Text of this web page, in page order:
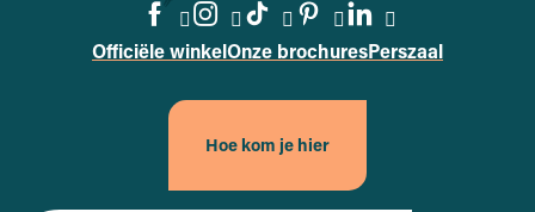
Naar de Facebook-pagina
Naar de Instagram-
Naar de TikTok-
Naar deNaar de
Officiële winkelOnze brochuresPerszaal
Hoe kom je hier